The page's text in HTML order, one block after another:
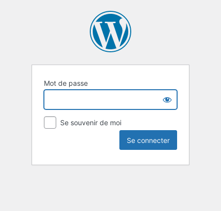
Mot de passe
Se souvenir de moi